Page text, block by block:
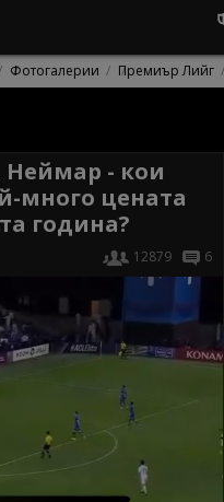
Фотогалерии Премиър Лийг
- кои
много цената
година?
12879 6